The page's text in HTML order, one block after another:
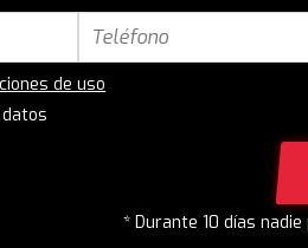
de uso
* Durante 10 días